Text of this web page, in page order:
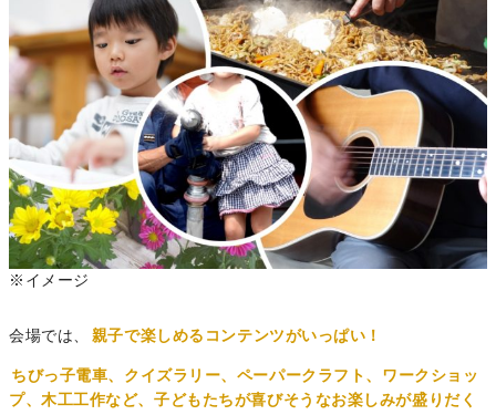
※イメージ
会場では、 親子で楽しめるコンテンツがいっぱい！
ちびっ子電車、クイズラリー、ペーパークラフト、ワークショッ
プ、木工工作など、子どもたちが喜びそうなお楽しみが盛りだく